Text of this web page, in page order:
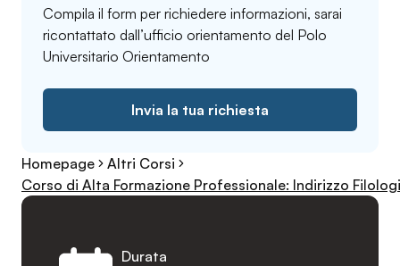
Compila il form per richiedere informazioni, sarai
ricontattato dall’ufficio orientamento del Polo
Universitario Orientamento
Invia la tua richiesta
Homepage
Altri Corsi
Corso di Alta Formazione Professionale: Indirizzo
Durata